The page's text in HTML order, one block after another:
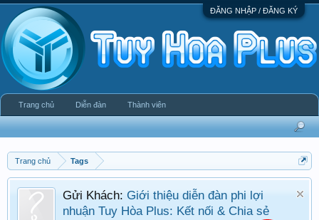
ĐĂNG NHẬP / ĐĂNG KÝ
Trang chủ Tags
Gửi Khách: Giới thiệu diễn đàn phi lợi
nhuận Tuy Hòa Plus: Kết nối & Chia sẻ
Trang chủ Diễn đàn Thành viên